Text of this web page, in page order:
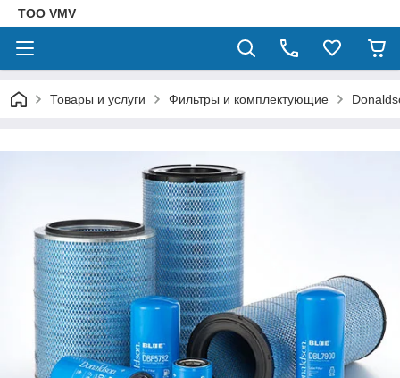
ТОО VMV
Товары и услуги Фильтры и комплектующие